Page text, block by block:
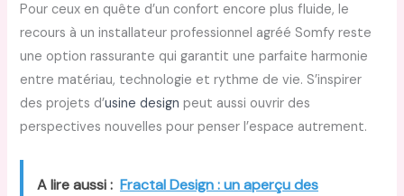
Pour ceux en quête d’un confort encore plus fluide, le
recours à un installateur professionnel agréé Somfy reste
une option rassurante qui garantit une parfaite harmonie
entre matériau, technologie et rythme de vie. S’inspirer
des projets d’usine design peut aussi ouvrir des
perspectives nouvelles pour penser l’espace autrement.
A lire aussi : Fractal Design : un aperçu des